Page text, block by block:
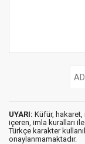
UYARI: Küfür, hakaret,
içeren, imla kuralları ile
Türkçe karakter
onaylanmamaktadır.